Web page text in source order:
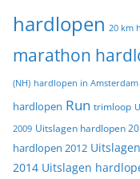
hardlopen 20 km
marathon
(NH) hardlopen in Amsterdam
hardlopen Run trimloop
2009 Uitslagen hardlopen
hardlopen 2012
2014 Uitslagen